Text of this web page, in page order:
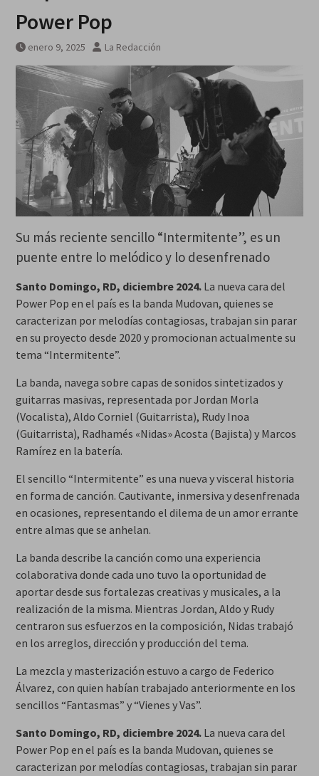
Power Pop
enero 9, 2025 La Redacción
Su más reciente sencillo “Intermitente”, es un
puente entre lo melódico y lo desenfrenado
Santo Domingo, RD, diciembre 2024.La nueva cara del
Power Pop en el país es la banda Mudovan, quienes se
caracterizan por melodías contagiosas, trabajan sin parar
en su proyecto desde 2020 y promocionan actualmente su
tema “Intermitente”.
La banda, navega sobre capas de sonidos sintetizados y
guitarras masivas, representada por Jordan Morla
(Vocalista), Aldo Corniel (Guitarrista), Rudy Inoa
(Guitarrista), Radhamés «Nidas» Acosta (Bajista) y Marcos
Ramírez en la batería.
El sencillo “Intermitente” es una nueva y visceral historia
en forma de canción. Cautivante, inmersiva y desenfrenada
en ocasiones, representando el dilema de un amor errante
entre almas que se anhelan.
La banda describe la canción como una experiencia
colaborativa donde cada uno tuvo la oportunidad de
aportar desde sus fortalezas creativas y musicales, a la
realización de la misma. Mientras Jordan, Aldo y Rudy
centraron sus esfuerzos en la composición, Nidas trabajó
en los arreglos, dirección y producción del tema.
La mezcla y masterización estuvo a cargo de Federico
Álvarez, con quien habían trabajado anteriormente en los
sencillos “Fantasmas” y “Vienes y Vas”.
Santo Domingo, RD, diciembre 2024.La nueva cara del
Power Pop en el país es la banda Mudovan, quienes se
caracterizan por melodías contagiosas, trabajan sin parar